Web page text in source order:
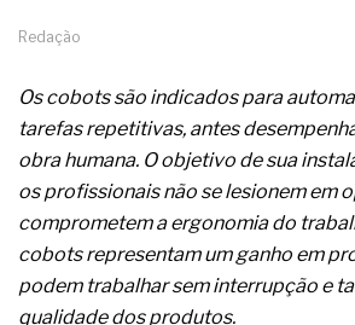
de giro para as saídas de
A sua indústria toma
aos problemas?
Os serviços de reciclagem
Os gestores da ABNT
tentar criar uma reserva de
NBR ISO
Os critérios médicos da
Redação
Os cobots são indicados para
tarefas repetitivas, antes
obra humana. O objetivo de sua
os profissionais não se lesionem em
comprometem a ergonomia do
cobots representam um ganho em
podem trabalhar sem interrupção e
qualidade dos produtos.